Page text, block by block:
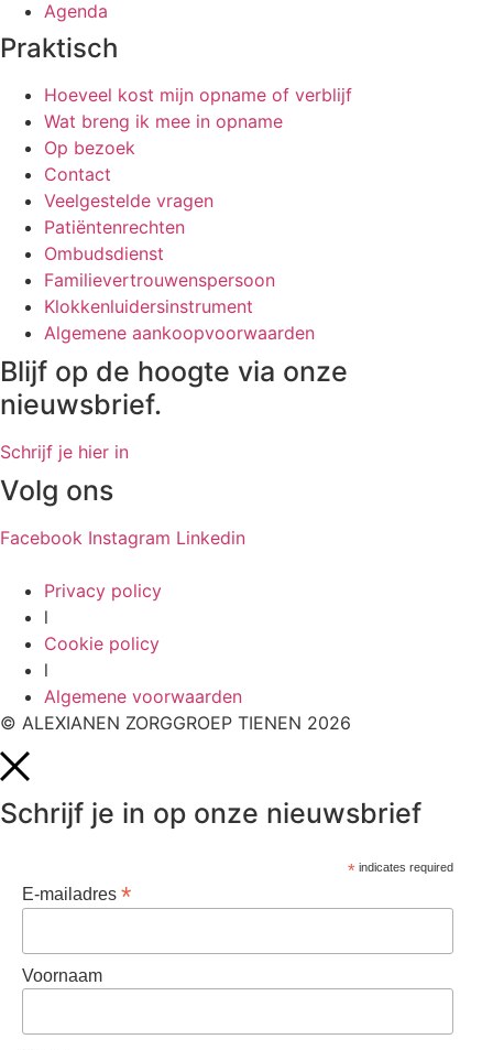
Agenda
Praktisch
Hoeveel kost mijn opname of verblijf
Wat breng ik mee in opname
Op bezoek
Contact
Veelgestelde vragen
Patiëntenrechten
Ombudsdienst
Familievertrouwenspersoon
Klokkenluidersinstrument
Algemene aankoopvoorwaarden
Blijf op de hoogte via onze
nieuwsbrief.
Schrijf je hier in
Volg ons
Facebook Instagram Linkedin
Privacy policy
l
Cookie policy
l
Algemene voorwaarden
© ALEXIANEN ZORGGROEP TIENEN 2026
Schrijf je in op onze nieuwsbrief
*indicates required
E-mailadres *
Voornaam